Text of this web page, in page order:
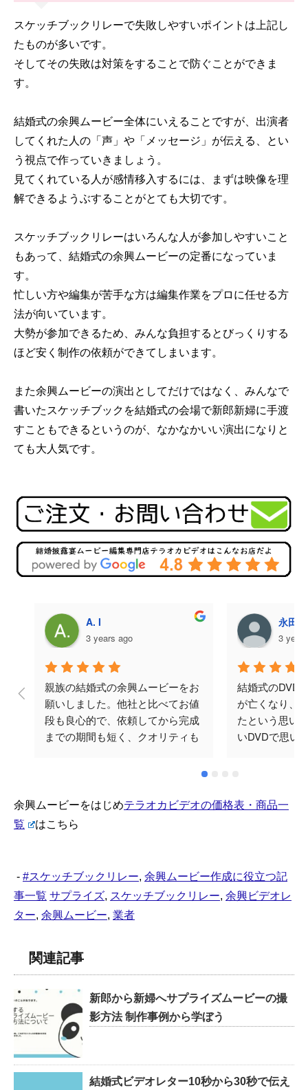
スケッチブックリレーで失敗しやすいポイントは上記し
たものが多いです。
そしてその失敗は対策をすることで防ぐことができま
す。
結婚式の余興ムービー全体にいえることですが、出演者
してくれた人の「声」や「メッセージ」が伝える、とい
う視点で作っていきましょう。
見てくれている人が感情移入するには、まずは映像を理
解できるようぶすることがとても大切です。
スケッチブックリレーはいろんな人が参加しやすいこと
もあって、結婚式の余興ムービーの定番になっていま
す。
忙しい方や編集が苦手な方は編集作業をプロに任せる方
法が向いています。
大勢が参加できるため、みんな負担するとびっくりする
ほど安く制作の依頼ができてしまいます。
また余興ムービーの演出としてだけではなく、みんなで
書いたスケッチブックを結婚式の会場で新郎新婦に手渡
すこともできるというのが、なかなかいい演出になりと
ても大人気です。
A. I
3 years ago
親族の結婚式の余興ムービーをお
願いしました。他社と比べてお値
段も良心的で、依頼してから完成
までの期間も短く、クオリティも
オカビデオさんにお願いして本当
に良かったです。ありがとうござ
いました。
永田
3
結婚式のDVD
が亡くなり、
たという思い
いDVDで思い
♪ありがとご
余興ムービーをはじめテラオカビデオの価格表・商品一
覧
はこちら
- #スケッチブックリレー, 余興ムービー作成に役立つ記
事一覧 サプライズ, スケッチブックリレー, 余興ビデオレ
ター, 余興ムービー, 業者
関連記事
新郎から新婦へサプライズムービーの撮
影方法 制作事例から学ぼう
結婚式ビデオレター10秒から30秒で伝え